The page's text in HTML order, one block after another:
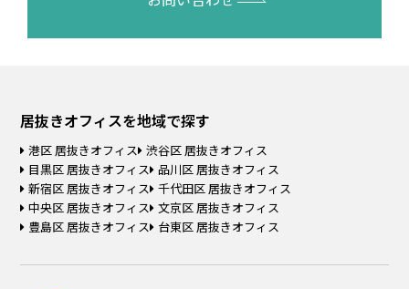
居抜きオフィスを地域で探す
港区 居抜きオフィス 渋谷区 居抜きオフィス
目黒区 居抜きオフィス 品川区 居抜きオフィス
新宿区 居抜きオフィス 千代田区 居抜きオフィス
中央区 居抜きオフィス 文京区 居抜きオフィス
豊島区 居抜きオフィス 台東区 居抜きオフィス